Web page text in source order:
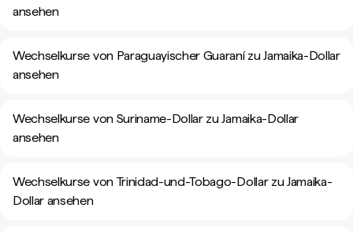
ansehen
Wechselkurse von Paraguayischer Guaraní zu Jamaika-Dollar
ansehen
Wechselkurse von Suriname-Dollar zu Jamaika-Dollar
ansehen
Wechselkurse von Trinidad-und-Tobago-Dollar zu Jamaika-
Dollar ansehen